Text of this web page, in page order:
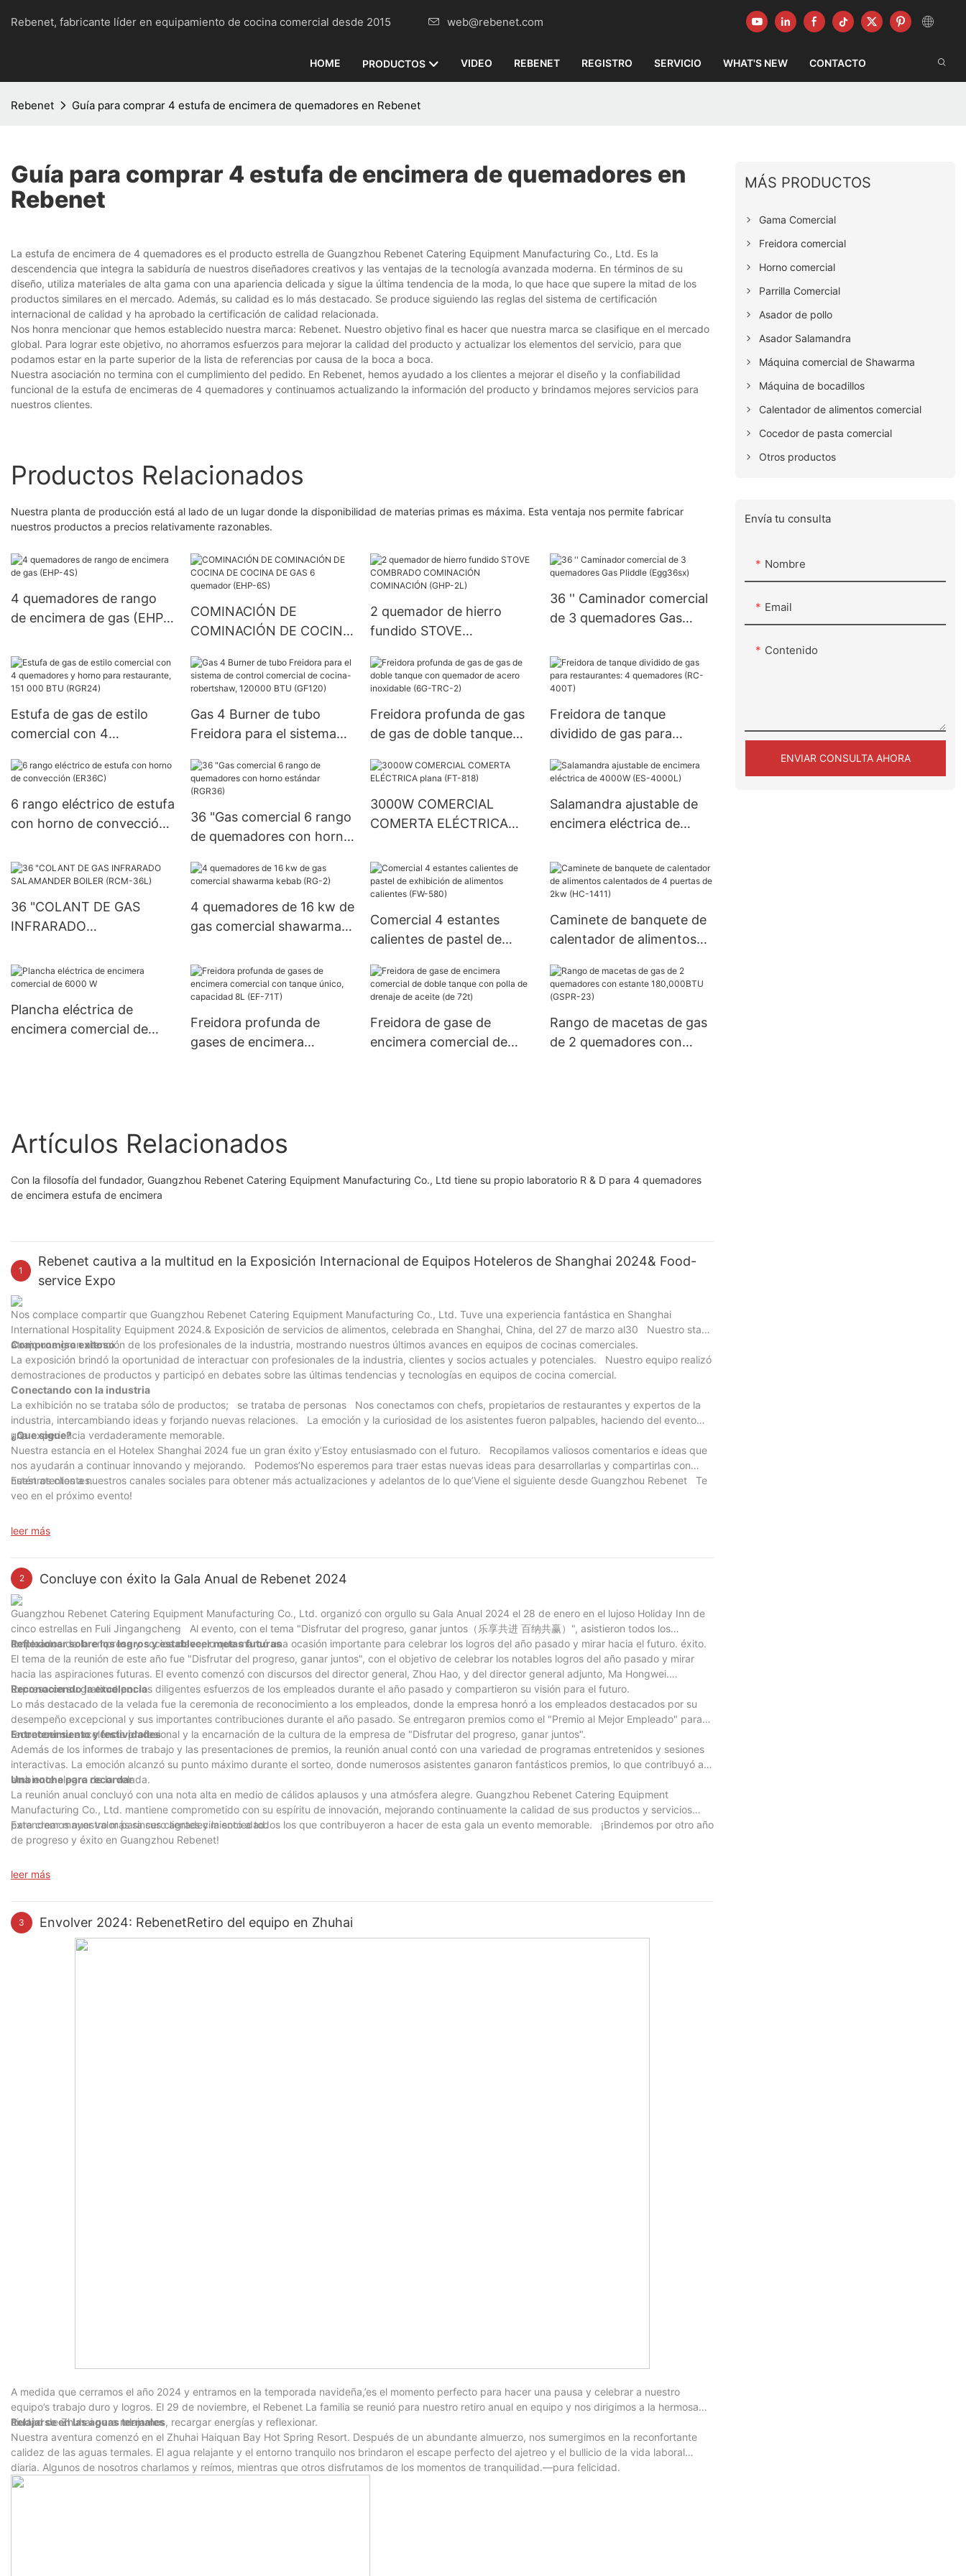
Rebenet, fabricante líder en equipamiento de cocina comercial desde 2015 web@rebenet.com
HOME PRODUCTOS VIDEO REBENET REGISTRO SERVICIO WHAT'S NEW CONTACTO
Rebenet Guía para comprar 4 estufa de encimera de quemadores en Rebenet
Guía para comprar 4 estufa de encimera de quemadores en
Rebenet
La estufa de encimera de 4 quemadores es el producto estrella de Guangzhou Rebenet Catering Equipment Manufacturing Co., Ltd. Es la
descendencia que integra la sabiduría de nuestros diseñadores creativos y las ventajas de la tecnología avanzada moderna. En términos de su
diseño, utiliza materiales de alta gama con una apariencia delicada y sigue la última tendencia de la moda, lo que hace que supere la mitad de los
productos similares en el mercado. Además, su calidad es lo más destacado. Se produce siguiendo las reglas del sistema de certificación
internacional de calidad y ha aprobado la certificación de calidad relacionada.
Nos honra mencionar que hemos establecido nuestra marca: Rebenet. Nuestro objetivo final es hacer que nuestra marca se clasifique en el mercado
global. Para lograr este objetivo, no ahorramos esfuerzos para mejorar la calidad del producto y actualizar los elementos del servicio, para que
podamos estar en la parte superior de la lista de referencias por causa de la boca a boca.
Nuestra asociación no termina con el cumplimiento del pedido. En Rebenet, hemos ayudado a los clientes a mejorar el diseño y la confiabilidad
funcional de la estufa de encimeras de 4 quemadores y continuamos actualizando la información del producto y brindamos mejores servicios para
nuestros clientes.
Productos Relacionados
Nuestra planta de producción está al lado de un lugar donde la disponibilidad de materias primas es máxima. Esta ventaja nos permite fabricar
nuestros productos a precios relativamente razonables.
4 quemadores de rango
de encimera de gas (EHP-
COMINACIÓN DE
COMINACIÓN DE COCINA
quemador (EHP-6S)
2 quemador de hierro
fundido STOVE
COMINACIÓN
COMINACIÓN (GHP-2L)
36 '' Caminador comercial
de 3 quemadores Gas
Estufa de gas de estilo
comercial con 4
restaurante, 151 000 BTU
Gas 4 Burner de tubo
Freidora para el sistema
cocina-robertshaw,
120000 BTU (GF120)
Freidora profunda de gas
de gas de doble tanque
inoxidable (6G-TRC-2)
Freidora de tanque
dividido de gas para
quemadores (RC-400T)
6 rango eléctrico de estufa
con horno de convección
36 "Gas comercial 6 rango
de quemadores con horno
3000W COMERCIAL
COMERTA ELÉCTRICA
Salamandra ajustable de
encimera eléctrica de
36 "COLANT DE GAS
INFRARADO
(RCM-36L)
4 quemadores de 16 kw de
gas comercial shawarma
Comercial 4 estantes
calientes de pastel de
calientes (FW-580)
Caminete de banquete de
calentador de alimentos
de 2kw (HC-1411)
Plancha eléctrica de
encimera comercial de
Freidora profunda de
gases de encimera
Freidora de gase de
encimera comercial de
Rango de macetas de gas
de 2 quemadores con
Artículos Relacionados
Con la filosofía del fundador, Guangzhou Rebenet Catering Equipment Manufacturing Co., Ltd tiene su propio laboratorio R & D para 4 quemadores
de encimera estufa de encimera
1
Rebenet cautiva a la multitud en la Exposición Internacional de Equipos Hoteleros de Shanghai 2024& Food-
service Expo
Nos complace compartir que Guangzhou Rebenet Catering Equipment Manufacturing Co., Ltd. Tuve una experiencia fantástica en Shanghai
International Hospitality Equipment 2024.& Exposición de servicios de alimentos, celebrada en Shanghai, China, del 27 de marzo al30 Nuestro stand
atrajo una gran atención de los profesionales de la industria, mostrando nuestros últimos avances en equipos de cocinas comerciales.
Compromiso exitoso
La exposición brindó la oportunidad de interactuar con profesionales de la industria, clientes y socios actuales y potenciales. Nuestro equipo realizó
demostraciones de productos y participó en debates sobre las últimas tendencias y tecnologías en equipos de cocina comercial.
Conectando con la industria
La exhibición no se trataba sólo de productos; se trataba de personas Nos conectamos con chefs, propietarios de restaurantes y expertos de la
industria, intercambiando ideas y forjando nuevas relaciones. La emoción y la curiosidad de los asistentes fueron palpables, haciendo del evento
una experiencia verdaderamente memorable.
¿Que sigue?
Nuestra estancia en el Hotelex Shanghai 2024 fue un gran éxito y’Estoy entusiasmado con el futuro. Recopilamos valiosos comentarios e ideas que
nos ayudarán a continuar innovando y mejorando. Podemos’No esperemos para traer estas nuevas ideas para desarrollarlas y compartirlas con
nuestros clientes.
Estén atentos a nuestros canales sociales para obtener más actualizaciones y adelantos de lo que’Viene el siguiente desde Guangzhou Rebenet Te
veo en el próximo evento!
leer más
2 Concluye con éxito la Gala Anual de Rebenet 2024
Guangzhou Rebenet Catering Equipment Manufacturing Co., Ltd. organizó con orgullo su Gala Anual 2024 el 28 de enero en el lujoso Holiday Inn de
cinco estrellas en Fuli Jingangcheng Al evento, con el tema "Disfrutar del progreso, ganar juntos（乐享共进 百纳共赢）", asistieron todos los
empleados de la empresa y socios clave, lo que marcó una ocasión importante para celebrar los logros del año pasado y mirar hacia el futuro. éxito.
Reflexionar sobre los logros y establecer metas futuras
El tema de la reunión de este año fue "Disfrutar del progreso, ganar juntos", con el objetivo de celebrar los notables logros del año pasado y mirar
hacia las aspiraciones futuras. El evento comenzó con discursos del director general, Zhou Hao, y del director general adjunto, Ma Hongwei.
Expresaron su gratitud por los diligentes esfuerzos de los empleados durante el año pasado y compartieron su visión para el futuro.
Reconociendo la excelencia
Lo más destacado de la velada fue la ceremonia de reconocimiento a los empleados, donde la empresa honró a los empleados destacados por su
desempeño excepcional y sus importantes contribuciones durante el año pasado. Se entregaron premios como el "Premio al Mejor Empleado" para
reconocer su excelencia profesional y la encarnación de la cultura de la empresa de "Disfrutar del progreso, ganar juntos".
Entretenimiento y festividades
Además de los informes de trabajo y las presentaciones de premios, la reunión anual contó con una variedad de programas entretenidos y sesiones
interactivas. La emoción alcanzó su punto máximo durante el sorteo, donde numerosos asistentes ganaron fantásticos premios, lo que contribuyó al
ambiente alegre de la velada.
Una noche para recordar
La reunión anual concluyó con una nota alta en medio de cálidos aplausos y una atmósfera alegre. Guangzhou Rebenet Catering Equipment
Manufacturing Co., Ltd. mantiene comprometido con su espíritu de innovación, mejorando continuamente la calidad de sus productos y servicios
para crear mayor valor para sus clientes y la sociedad.
Extendemos nuestro más sincero agradecimiento a todos los que contribuyeron a hacer de esta gala un evento memorable. ¡Brindemos por otro año
de progreso y éxito en Guangzhou Rebenet!
leer más
3 Envolver 2024: RebenetRetiro del equipo en Zhuhai
A medida que cerramos el año 2024 y entramos en la temporada navideña,’es el momento perfecto para hacer una pausa y celebrar a nuestro
equipo’s trabajo duro y logros. El 29 de noviembre, el Rebenet La familia se reunió para nuestro retiro anual en equipo y nos dirigimos a la hermosa
ciudad de Zhuhai para relajarnos, recargar energías y reflexionar.
Relajarse en las aguas termales
Nuestra aventura comenzó en el Zhuhai Haiquan Bay Hot Spring Resort. Después de un abundante almuerzo, nos sumergimos en la reconfortante
calidez de las aguas termales. El agua relajante y el entorno tranquilo nos brindaron el escape perfecto del ajetreo y el bullicio de la vida laboral
diaria. Algunos de nosotros charlamos y reímos, mientras que otros disfrutamos de los momentos de tranquilidad.—pura felicidad.
MÁS PRODUCTOS
Gama Comercial
Freidora comercial
Horno comercial
Parrilla Comercial
Asador de pollo
Asador Salamandra
Máquina comercial de Shawarma
Máquina de bocadillos
Calentador de alimentos comercial
Cocedor de pasta comercial
Otros productos
Envía tu consulta
Nombre
Email
Contenido
ENVIAR CONSULTA AHORA